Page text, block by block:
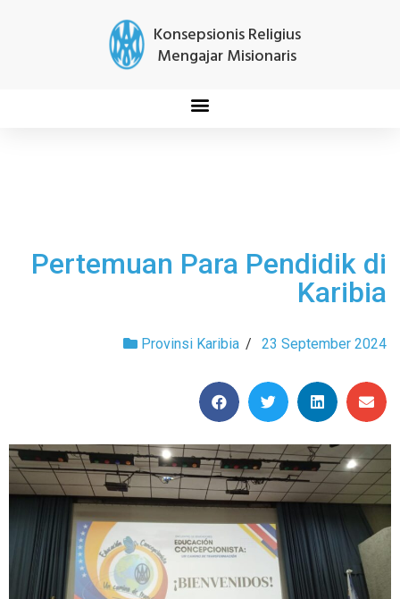
Konsepsionis Religius
Mengajar Misionaris
Pertemuan Para Pendidik di
Karibia
Provinsi Karibia / 23 September 2024